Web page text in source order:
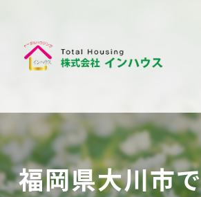
福岡県大川市